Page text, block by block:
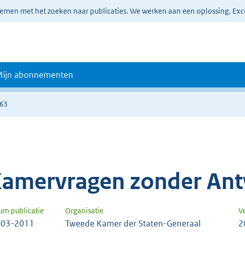
met het zoeken naar publicaties. We werken aan een oplossing.
abonnementen
zonder
publicatie Organisatie
2011 Tweede Kamer der Staten-Generaal